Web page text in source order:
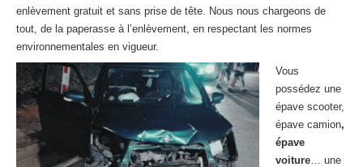
CENTREVHU AGRÉE
Centreagréé VHU Paris 75 : casse auto avec destruction
Centreagréé VHU 77 : casse auto avec destruction
Centreagréé VHU 78 : casse auto avec destruction
agréé VHU 91 : casse auto avec destruction
enlèvement gratuit et sans prise de tête. Nous nous chargeons de
tout, de la paperasse à l’enlèvement, en respectant les normes
environnementales en vigueur.
Vous
possédez une
épave scooter,
épave camion,
épave
voiture… une